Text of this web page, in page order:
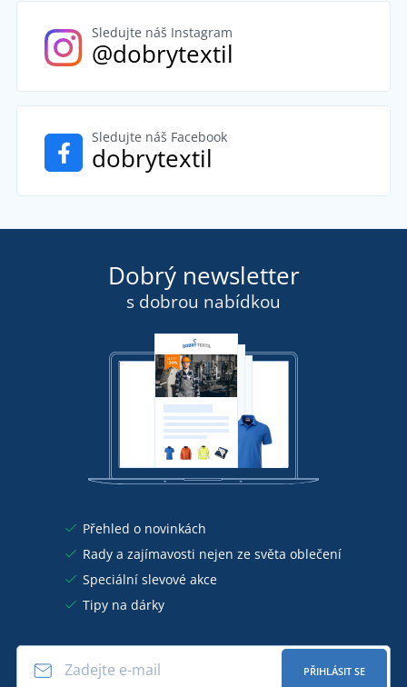
Sledujte náš Instagram
@dobrytextil
Sledujte náš Facebook
dobrytextil
Dobrý newsletter
s dobrou nabídkou
Přehled o novinkách
Rady a zajímavosti nejen ze světa oblečení
Speciální slevové akce
Tipy na dárky
PŘIHLÁSIT SE